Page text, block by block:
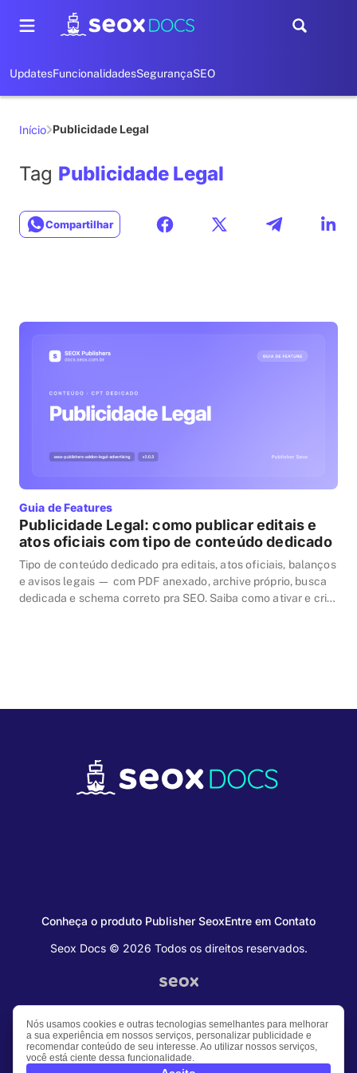
UpdatesFuncionalidadesSegurançaSEO
Início Publicidade Legal
Tag Publicidade Legal
Compartilhar
Guia de Features
Publicidade Legal: como publicar editais e
atos oficiais com tipo de conteúdo dedicado
Tipo de conteúdo dedicado pra editais, atos oficiais, balanços
e avisos legais — com PDF anexado, archive próprio, busca
dedicada e schema correto pra SEO. Saiba como ativar e criar
Seox Docs © 2026 Todos os direitos reservados.
Conheça o produto Publisher SeoxEntre em Contato
Nós usamos cookies e outras tecnologias semelhantes para melhorar
a sua experiência em nossos serviços, personalizar publicidade e
recomendar conteúdo de seu interesse. Ao utilizar nossos serviços,
você está ciente dessa funcionalidade.